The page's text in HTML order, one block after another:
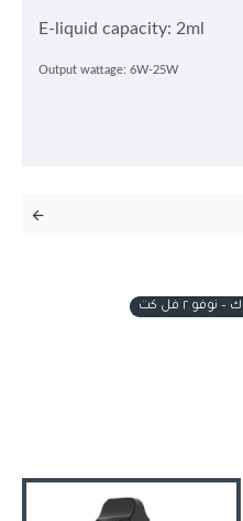
E-liquid capacity: 2ml
Output wattage: 6W-25W